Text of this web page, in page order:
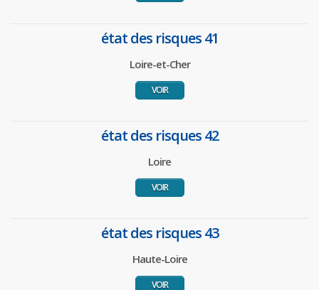
état des risques 41
Loire-et-Cher
VOIR
état des risques 42
Loire
VOIR
état des risques 43
Haute-Loire
VOIR